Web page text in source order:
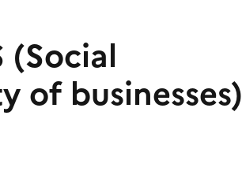
(Social
of businesses)